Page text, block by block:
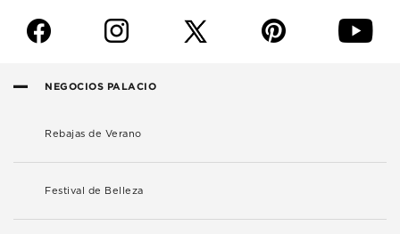
f i p y
NEGOCIOS PALACIO
Rebajas de Verano
Festival de Belleza